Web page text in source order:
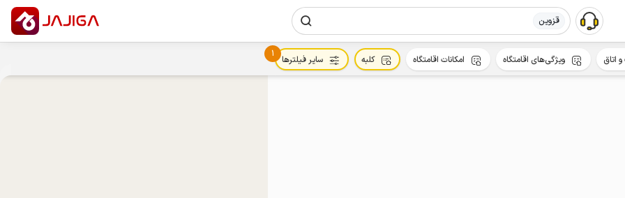
قزوین
اتاق ویژگی‌های اقامتگاه امکانات اقامتگاه کلبه
1
سایر فیلترها